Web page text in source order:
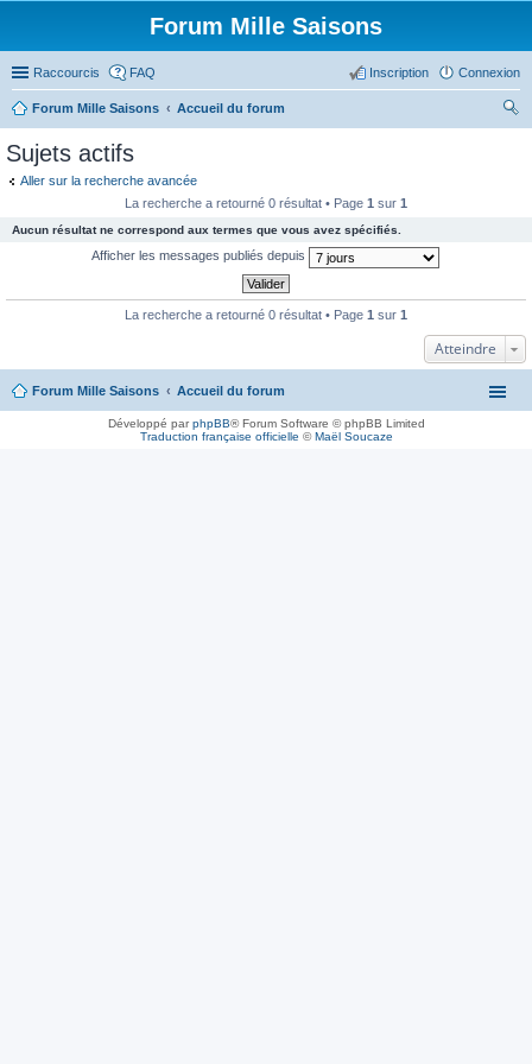
Forum Mille Saisons
Raccourcis FAQ Connexion
Inscription
Forum Mille Saisons
Accueil du forum
Sujets actifs
Aller sur la recherche avancée
La recherche a retourné 0 résultat • Page 1 sur 1
Aucun résultat ne correspond aux termes que vous avez spécifiés.
Afficher les messages publiés depuis
La recherche a retourné 0 résultat • Page 1 sur 1
Atteindre
Forum Mille Saisons Accueil du forum
Développé parphpBB® Forum Software © phpBB Limited
Traduction française officielle ©Maël Soucaze